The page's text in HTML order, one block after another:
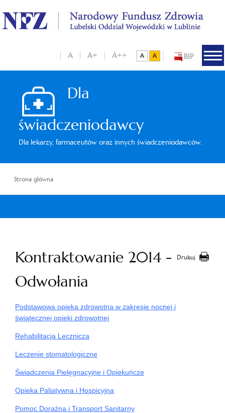
BIP
A A+ A++
Dla
świadczeniodawcy
Dla lekarzy, farmaceutów oraz innych świadczeniodawców.
Strona główna
Drukuj
Kontraktowanie 2014 -
Odwołania
Podstawowa opieka zdrowotna w zakresie nocnej i
świątecznej opieki zdrowotnej
Rehabilitacja Lecznicza
Leczenie stomatologiczne
Świadczenia Pielęgnacyjne i Opiekuńcze
Opieka Paliatywna i Hospicyjna
Pomoc Doraźna i Transport Sanitarny